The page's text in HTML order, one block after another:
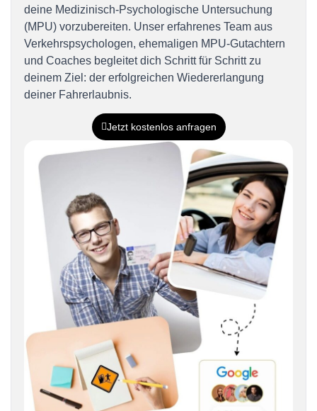
deine Medizinisch-Psychologische Untersuchung
(MPU) vorzubereiten. Unser erfahrenes Team aus
Verkehrspsychologen, ehemaligen MPU-Gutachtern
und Coaches begleitet dich Schritt für Schritt zu
deinem Ziel: der erfolgreichen Wiedererlangung
deiner Fahrerlaubnis.
Jetzt kostenlos anfragen